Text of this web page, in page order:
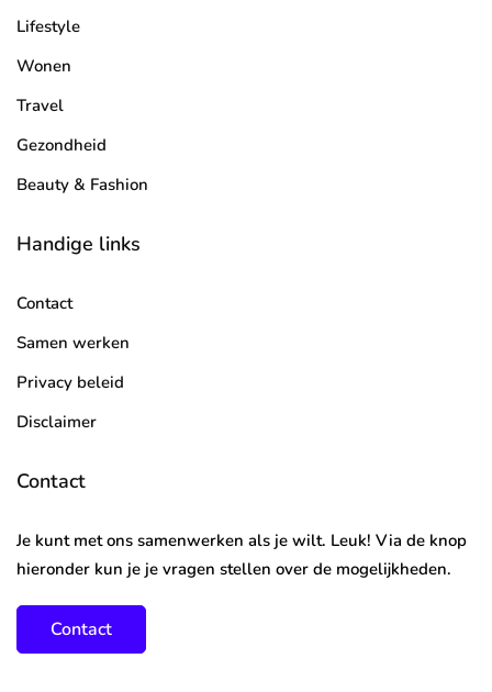
Lifestyle
Wonen
Travel
Gezondheid
Beauty & Fashion
Handige links
Contact
Samen werken
Privacy beleid
Disclaimer
Contact
Je kunt met ons samenwerken als je wilt. Leuk! Via de knop
hieronder kun je je vragen stellen over de mogelijkheden.
Contact